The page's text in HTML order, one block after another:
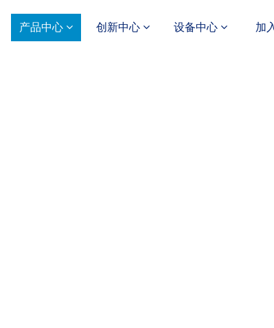
产品中心 创新中心 设备中心 加